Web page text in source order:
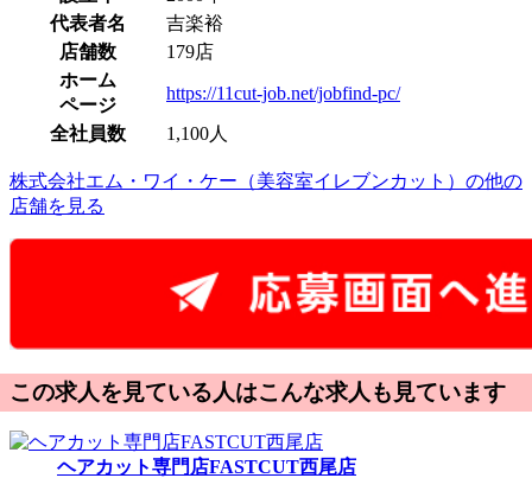
代表者名
吉楽裕
店舗数
179店
ホーム
ページ
https://11cut-job.net/jobfind-pc/
全社員数
1,100人
株式会社エム・ワイ・ケー（美容室イレブンカット）の他の
店舗を見る
この求人を見ている人はこんな求人も見ています
ヘアカット専門店FASTCUT西尾店